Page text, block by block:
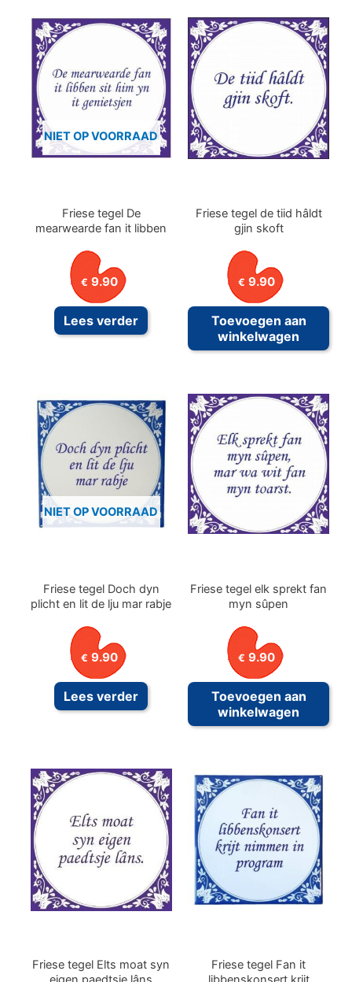
NIET OP VOORRAAD
Friese tegel De
mearwearde fan it libben
€ 9.90
Lees verder
Friese tegel de tiid hâldt
gjin skoft
€ 9.90
Toevoegen aan
winkelwagen
NIET OP VOORRAAD
Friese tegel Doch dyn
plicht en lit de lju mar rabje
€ 9.90
Lees verder
Friese tegel elk sprekt fan
myn sûpen
€ 9.90
Toevoegen aan
winkelwagen
Friese tegel Elts moat syn
Friese tegel Fan it